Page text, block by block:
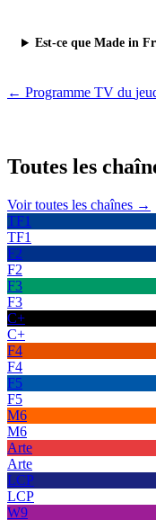
Est-ce que Made in
← Programme TV du
Toutes les
Voir toutes les chaînes →
TF1
TF1
F2
F2
F3
F3
C+
C+
F4
F4
F5
F5
M6
M6
Arte
Arte
LCP
LCP
W9